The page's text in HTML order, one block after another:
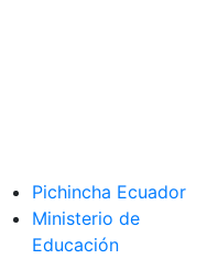
, sistema,Web
Pichincha Ecuador
Ministerio de
Educación